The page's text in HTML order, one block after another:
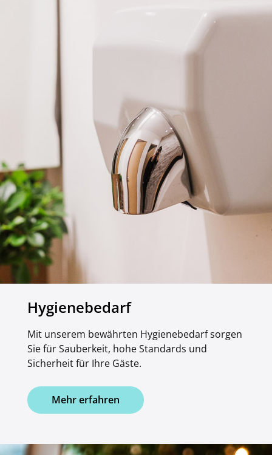
Hygienebedarf
Mit unserem bewährten Hygienebedarf sorgen
Sie für Sauberkeit, hohe Standards und
Sicherheit für Ihre Gäste.
Mehr erfahren